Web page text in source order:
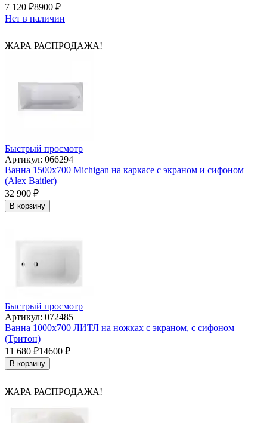
7 120 ₽8900 ₽
Нет в наличии
ЖАРА РАСПРОДАЖА!
Быстрый просмотр
Артикул: 066294
Ванна 1500х700 Michigan на каркасе с экраном и сифоном
(Alex Baitler)
32 900 ₽
В корзину
Быстрый просмотр
Артикул: 072485
Ванна 1000х700 ЛИТЛ на ножках с экраном, с сифоном
(Тритон)
11 680 ₽14600 ₽
В корзину
ЖАРА РАСПРОДАЖА!